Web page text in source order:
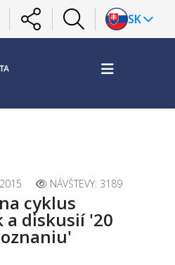
SK
NÁVŠTEVY: 3189
cyklus
a diskusií '20